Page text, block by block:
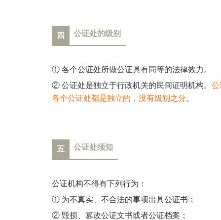
四 公证处的级别
① 各个公证处所做公证具有同等的法律效力。
② 公证处是独立于行政机关的民间证明机构。 公
各个公证处都是独立的，没有级别之分。
五 公证处须知
公证机构不得有下列行为：
① 为不真实、不合法的事项出具公证书；
② 毁损、篡改公证文书或者公证档案；